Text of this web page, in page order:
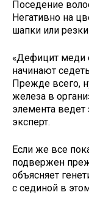
Поседение
Негативно на
шапки или
«Дефицит меди
начинают
Прежде всего,
железа в
элемента
эксперт.
Если же все
подвержен
объясняет
с сединой в